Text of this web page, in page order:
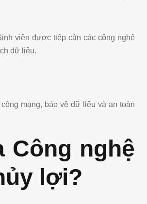
viên được tiếp cận các công nghệ
dữ liệu.
mạng, bảo vệ dữ liệu và an toàn
Công nghệ
lợi?